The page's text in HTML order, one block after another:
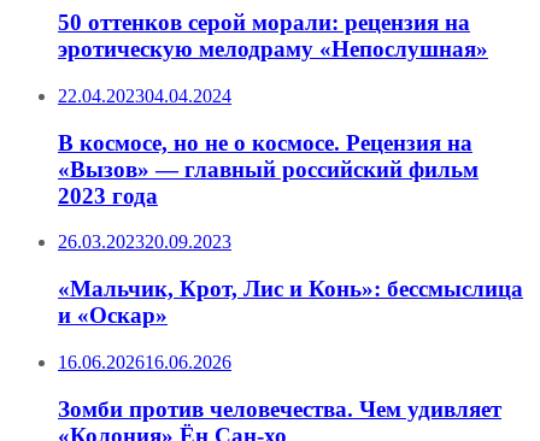
50 оттенков серой морали: рецензия на
эротическую мелодраму «Непослушная»
22.04.202304.04.2024
В космосе, но не о космосе. Рецензия на
«Вызов» — главный российский фильм
2023 года
26.03.202320.09.2023
«Мальчик, Крот, Лис и Конь»: бессмыслица
и «Оскар»
16.06.202616.06.2026
Зомби против человечества. Чем удивляет
«Колония» Ён Сан-хо